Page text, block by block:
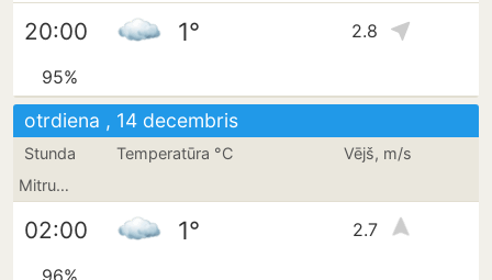
20:00 1° 2.8
95%
otrdiena , 14 decembris
Stunda Temperatūra °C
Vējš, m/s
Mitrums
02:00 1° 2.7
96%